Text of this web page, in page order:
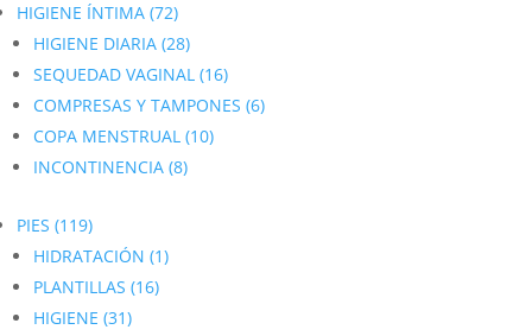
HIGIENE ÍNTIMA (72)
HIGIENE DIARIA (28)
SEQUEDAD VAGINAL (16)
COMPRESAS Y TAMPONES (6)
COPA MENSTRUAL (10)
INCONTINENCIA (8)
PIES (119)
HIDRATACIÓN (1)
PLANTILLAS (16)
HIGIENE (31)